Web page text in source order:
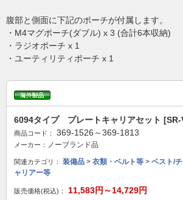
腹部と側面に下記のポーチが付属します。
・M4マグポーチ(ダブル) x 3 (合計6本収納)
・ラジオポーチ x 1
・ユーティリティポーチ x 1
6094タイプ プレートキャリアセット
商品コード： 369-1526～369-1813
メーカー： ノーブランド品
関連カテゴリ： 装備品 > 衣類・ベルト等 > ベスト/
ャリアー等
販売価格(税込)： 11,583円～14,729円